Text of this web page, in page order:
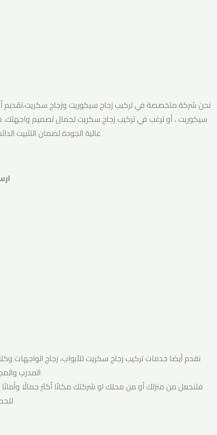
نحن شركة متخصصة في تركيب زجاج سيكوريت وزجاج سكريت،تقديم
سيكوريت ، أو ترغب في تركيب زجاج سكريت لجمال تصميم
عالية الجودة لضمان التثبيت
نقدم أيضا خدمات تركيب زجاج سكريت للأبواب، زجاج الواجهات
المدرب
فلنجعل من منزلك أو من محلك او شركتك مكانًا أكثر جمالًا وأمانًا